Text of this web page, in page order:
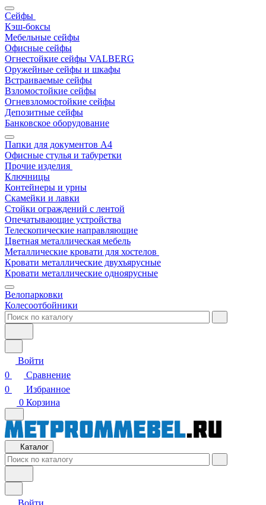
Сейфы
Кэш-боксы
Мебельные сейфы
Офисные сейфы
Огнестойкие сейфы VALBERG
Оружейные сейфы и шкафы
Встраиваемые сейфы
Взломостойкие сейфы
Огневзломостойкие сейфы
Депозитные сейфы
Банковское оборудование
Папки для документов A4
Офисные стулья и табуретки
Прочие изделия
Ключницы
Контейнеры и урны
Скамейки и лавки
Стойки ограждений с лентой
Опечатывающие устройства
Телескопические направляющие
Цветная металлическая мебель
Металлические кровати для хостелов
Кровати металлические двухъярусные
Кровати металлические одноярусные
Велопарковки
Колесоотбойники
Войти
0
Сравнение
0
Избранное
0 Корзина
Каталог
Войти